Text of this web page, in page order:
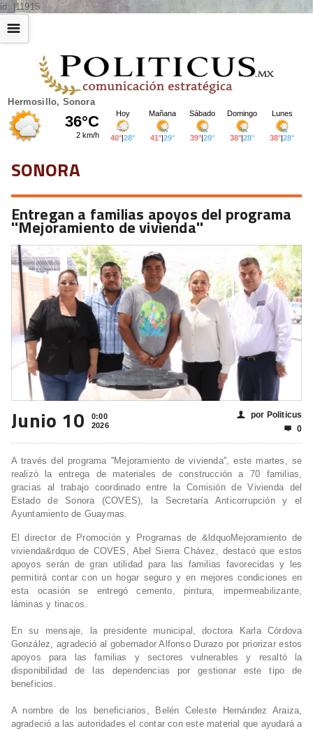
id: |11915
Hermosillo, Sonora
☰
SONORA
Entregan a familias apoyos del programa
''Mejoramiento de vivienda''
Junio 10
0:00
2026
👤 por Politicus
 0
A través del programa ''Mejoramiento de vivienda'', este martes, se
realizó la entrega de materiales de construcción a 70 familias,
gracias al trabajo coordinado entre la Comisión de Vivienda del
Estado de Sonora (COVES), la Secretaría Anticorrupción y el
Ayuntamiento de Guaymas.
El director de Promoción y Programas de &ldquoMejoramiento de
vivienda&rdquo de COVES, Abel Sierra Chávez, destacó que estos
apoyos serán de gran utilidad para las familias favorecidas y les
permitirá contar con un hogar seguro y en mejores condiciones en
esta ocasión se entregó cemento, pintura, impermeabilizante,
láminas y tinacos.
En su mensaje, la presidente municipal, doctora Karla Córdova
González, agradeció al gobernador Alfonso Durazo por priorizar estos
apoyos para las familias y sectores vulnerables y resaltó la
disponibilidad de las dependencias por gestionar este tipo de
beneficios.
A nombre de los beneficiarios, Belén Celeste Hernández Araiza,
agradeció a las autoridades el contar con este material que ayudará a